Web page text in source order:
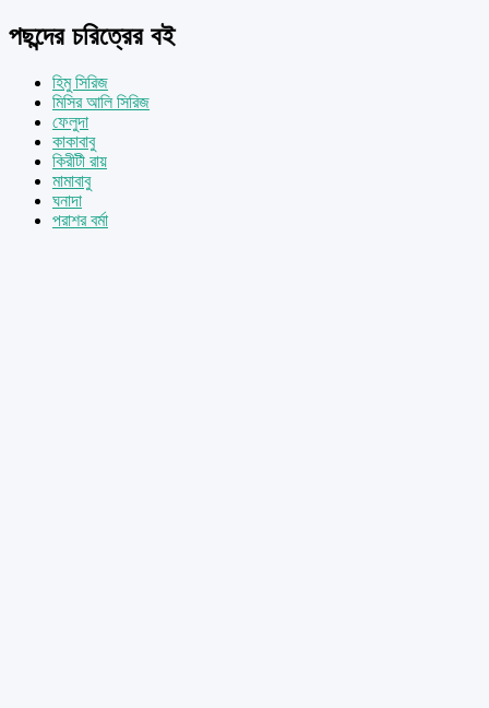
পছন্দের চরিত্রের বই
হিমু সিরিজ
মিসির আলি সিরিজ
ফেলুদা
কাকাবাবু
কিরীটী রায়
মামাবাবু
ঘনাদা
পরাশর বর্মা